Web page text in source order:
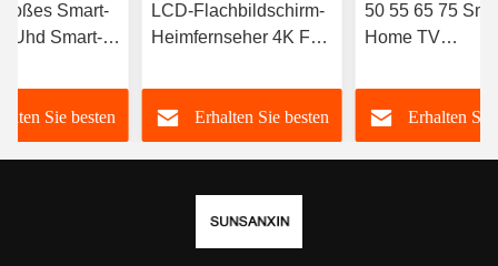
Smart-
Uhd Smart-
Sie besten
LCD-Flachbildschirm-
Heimfernseher 4K Full
Hochauflösung Smart
TV 98 100 105 110
Zoll
Erhalten Sie besten
50 55 65 75
Home TV
TV mit WLAN
ODM
Erhalten Sie